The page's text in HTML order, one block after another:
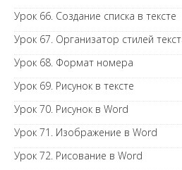
Урок 66. Создание списка в тексте
Урок 67. Организатор стилей
Урок 68. Формат номера
Урок 69. Рисунок в тексте
Урок 70. Рисунок в Word
Урок 71. Изображение в Word
Урок 72. Рисование в Word